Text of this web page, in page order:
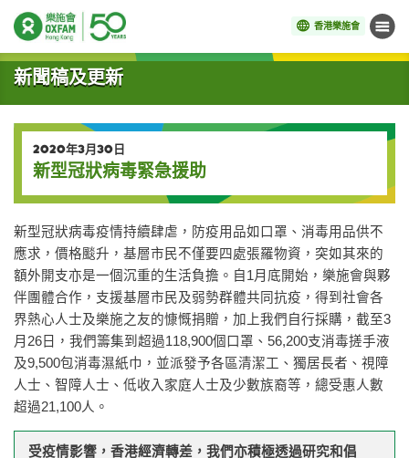
香港樂施會 目錄
開始主要內容
新聞稿及更新
2020年3月30日
新型冠狀病毒緊急援助
新型冠狀病毒疫情持續肆虐，防疫用品如口罩、消毒用品供不
應求，價格颷升，基層市民不僅要四處張羅物資，突如其來的
額外開支亦是一個沉重的生活負擔。自1月底開始，樂施會與夥
伴團體合作，支援基層市民及弱勢群體共同抗疫，得到社會各
界熱心人士及樂施之友的慷慨捐贈，加上我們自行採購，截至3
月26日，我們籌集到超過118,900個口罩、56,200支消毒搓手液
及9,500包消毒濕紙巾，並派發予各區清潔工、獨居長者、視障
人士、智障人士、低收入家庭人士及少數族裔等，總受惠人數
超過21,100人。
受疫情影響，香港經濟轉差，我們亦積極透過研究和倡